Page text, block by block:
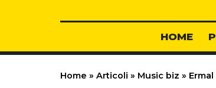
HOME
Home » Articoli » Music biz »